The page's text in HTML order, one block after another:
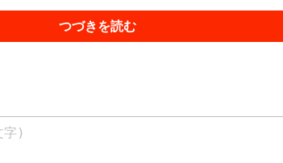
つづきを読む